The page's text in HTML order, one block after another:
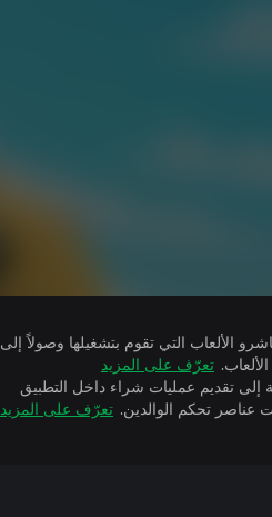
تعرّف على المزيد
إلى تقديم عمليات شراء داخل التطبيق
عناصر تحكم الوالدين. تعرّف على المزيد